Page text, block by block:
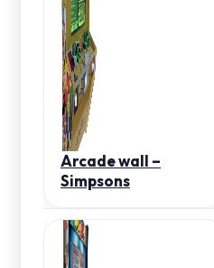
Arcade wall –
Simpsons